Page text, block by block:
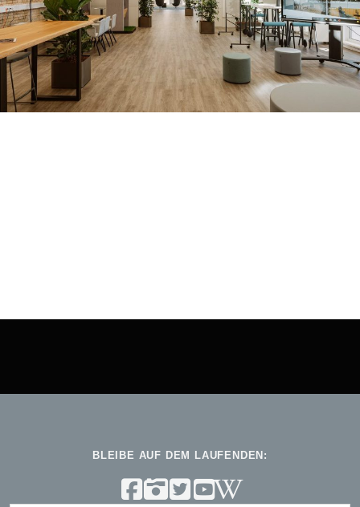
BLEIBE AUF DEM LAUFENDEN: